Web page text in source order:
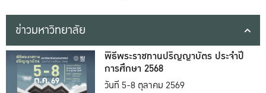
ข่าวมหาวิทยาลัย
พิธีพระราชทานปริญญาบัตร ประจำปี
การศึกษา 2568
วันที่ 5-8 ตุลาคม 2569